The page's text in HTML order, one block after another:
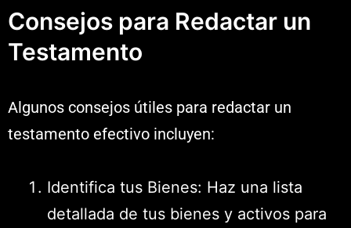
Consejos para Redactar un
Testamento
Algunos consejos útiles para redactar un
testamento efectivo incluyen:
Identifica tus Bienes: Haz una lista
detallada de tus bienes y activos para